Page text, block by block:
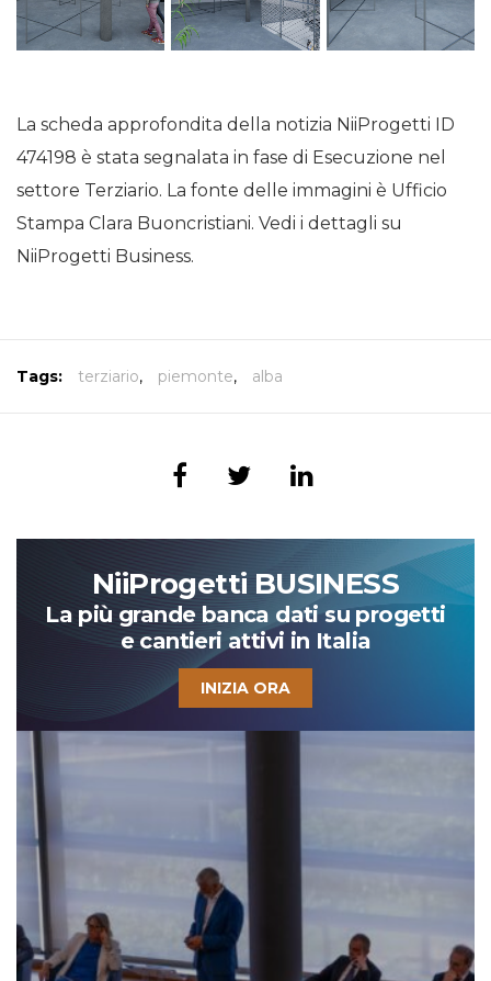
La scheda approfondita della notizia NiiProgetti ID
474198 è stata segnalata in fase di Esecuzione nel
settore Terziario. La fonte delle immagini è Ufficio
Stampa Clara Buoncristiani. Vedi i dettagli su
NiiProgetti Business.
Tags: terziario, piemonte, alba
NiiProgetti BUSINESS
La più grande banca dati su progetti
e cantieri attivi in Italia
INIZIA ORA